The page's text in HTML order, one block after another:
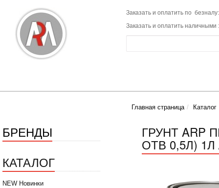
Заказать и оплатить по
Заказать и оплатить наличными
Главная страница Каталог
БРЕНДЫ
КАТАЛОГ
NEW Новинки
ГРУНТ ARP
ОТВ 0,5Л)